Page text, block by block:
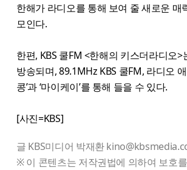
한해가 라디오를 통해 보여 줄 새로운 매
모인다.
한편, KBS 쿨FM <한해의 키스더라디오>
방송되며, 89.1MHz KBS 쿨FM, 라디오
콩’과 ‘마이케이’를 통해 들을 수 있다.
[사진=KBS]
글 KBS미디어 박재환
※ 이 콘텐츠는 저작권법에 의하여 보호